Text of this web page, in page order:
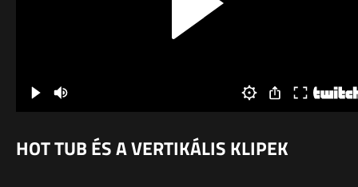
HOT TUB ÉS A VERTIKÁLIS KLIPEK